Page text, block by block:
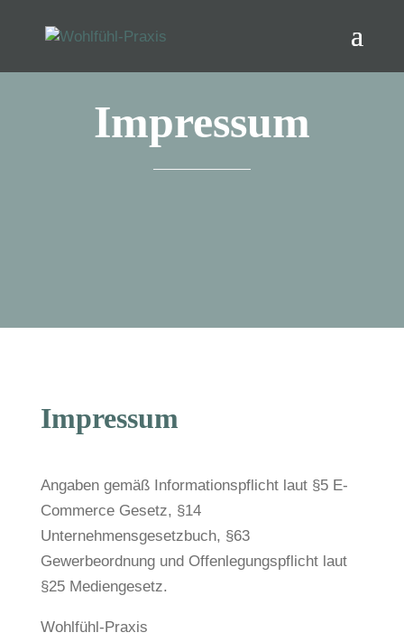
Impressum
Impressum
Angaben gemäß Informationspflicht laut §5 E-
Commerce Gesetz, §14
Unternehmensgesetzbuch, §63
Gewerbeordnung und Offenlegungspflicht laut
§25 Mediengesetz.
Wohlfühl-Praxis